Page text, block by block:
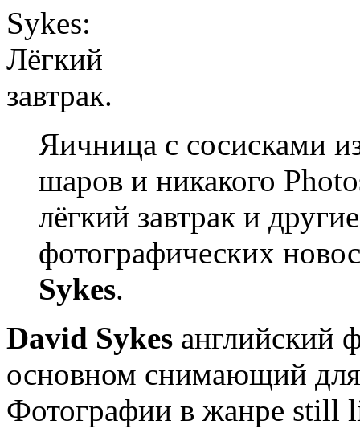
Яичница с сосисками
шаров и никакого
лёгкий завтрак и
фотографических
Sykes.
David Sykes английский
основном снимающий
Фотографии в жанре still